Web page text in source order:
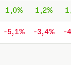
1,0% 1,2%
-5,1% -3,4% -